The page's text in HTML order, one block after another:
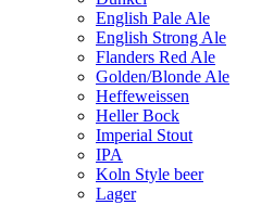
English Pale Ale
English Strong Ale
Flanders Red Ale
Golden/Blonde Ale
Heffeweissen
Heller Bock
Imperial Stout
IPA
Koln Style beer
Lager